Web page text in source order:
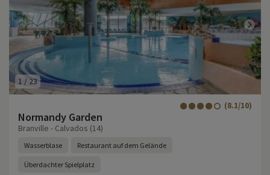
1 / 23
Normandy Garden
(8.1/10)
Branville - Calvados (14)
Wasserblase Restaurant auf dem Gelände
Überdachter Spielplatz